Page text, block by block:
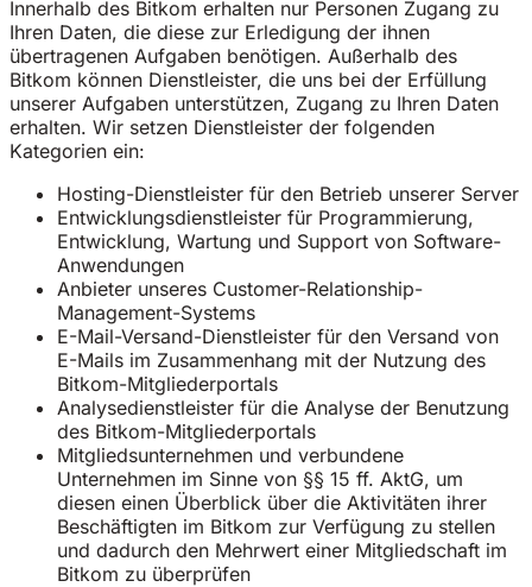
Innerhalb des Bitkom erhalten nur Personen Zugang zu
Ihren Daten, die diese zur Erledigung der ihnen
übertragenen Aufgaben benötigen. Außerhalb des
Bitkom können Dienstleister, die uns bei der Erfüllung
unserer Aufgaben unterstützen, Zugang zu Ihren Daten
erhalten. Wir setzen Dienstleister der folgenden
Kategorien ein:
Hosting-Dienstleister für den Betrieb unserer Server
Entwicklungsdienstleister für Programmierung,
Entwicklung, Wartung und Support von Software-
Anwendungen
Anbieter unseres Customer-Relationship-
Management-Systems
E-Mail-Versand-Dienstleister für den Versand von
E-Mails im Zusammenhang mit der Nutzung des
Bitkom-Mitgliederportals
Analysedienstleister für die Analyse der Benutzung
des Bitkom-Mitgliederportals
Mitgliedsunternehmen und verbundene
Unternehmen im Sinne von §§ 15 ff. AktG, um
diesen einen Überblick über die Aktivitäten ihrer
Beschäftigten im Bitkom zur Verfügung zu stellen
und dadurch den Mehrwert einer Mitgliedschaft im
Bitkom zu überprüfen